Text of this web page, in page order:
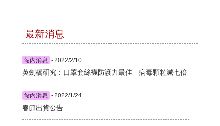
最新消息
站內消息 - 2022/2/10
英劍橋研究：口罩套絲襪防護力最佳 病毒顆粒減七倍
站內消息 - 2022/1/24
春節出貨公告